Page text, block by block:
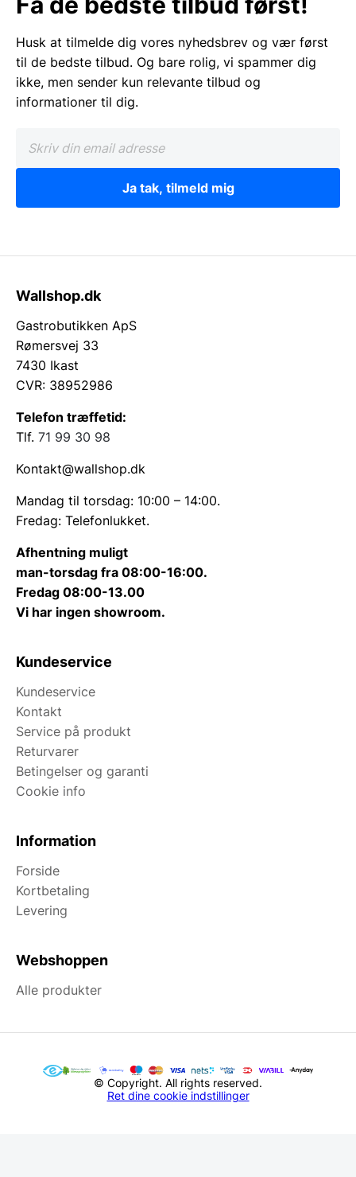
Husk at tilmelde dig vores nyhedsbrev og vær først
til de bedste tilbud. Og bare rolig, vi spammer dig
ikke, men sender kun relevante tilbud og
informationer til dig.
Ja tak, tilmeld mig
Wallshop.dk
Gastrobutikken ApS
Rømersvej 33
7430 Ikast
CVR: 38952986
Telefon træffetid:
Tlf. 71 99 30 98
Kontakt@wallshop.dk
Mandag til torsdag: 10:00 – 14:00.
Fredag: Telefonlukket.
Afhentning muligt
man-torsdag fra 08:00-16:00.
Fredag 08:00-13.00
Vi har ingen showroom.
Kundeservice
Kundeservice
Kontakt
Service på produkt
Returvarer
Betingelser og garanti
Cookie info
Information
Forside
Kortbetaling
Levering
Webshoppen
Alle produkter
© Copyright. All rights reserved.
Ret dine cookie indstillinger